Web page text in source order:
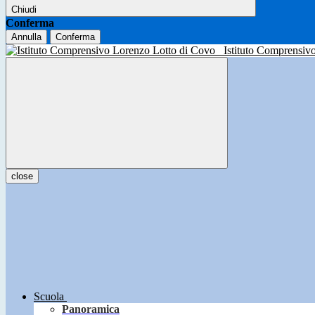
Chiudi
Conferma
Annulla Conferma
Istituto
close
Scuola
Panoramica